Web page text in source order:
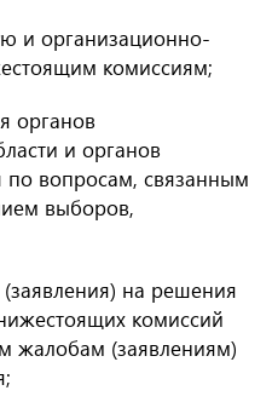
и организационно-
комиссиям;
органов
и органов
по вопросам, связанным
выборов,
на решения
комиссий
жалобам (заявлениям)